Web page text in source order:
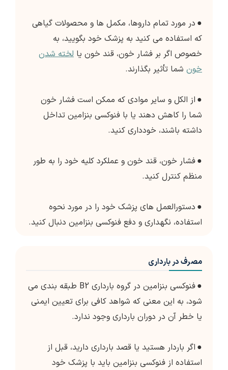
● در مورد تمام داروها، مکمل ها و محصولات گیاهی
که استفاده می کنید به پزشک خود بگویید، به
خصوص اگر بر فشار خون، قند خون یا لخته شدن
خون شما تأثیر بگذارند.
● از الکل و سایر موادی که ممکن است فشار خون
شما را کاهش دهند یا با فنوکسی بنزامین تداخل
داشته باشند، خودداری کنید.
●فشار خون، قند خون و عملکرد کلیه خود را به طور
منظم کنترل کنید.
● دستورالعمل های پزشک خود را در مورد نحوه
استفاده، نگهداری و دفع فنوکسی بنزامین دنبال کنید.
مصرف در بارداری
●
فنوکسی بنزامین در گروه بارداری B2 طبقه بندی می
شود، به این معنی که شواهد کافی برای تعیین ایمنی
یا خطر آن در دوران بارداری وجود ندارد.
● اگر باردار هستید یا قصد بارداری دارید، قبل از
استفاده از فنوکسی بنزامین باید با پزشک خود